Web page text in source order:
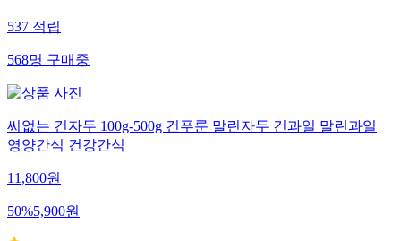
537적립
568명구매중
씨없는 건자두 100g-500g 건푸룬 말린자두 건과일 말린과일
영양간식 건강간식
11,800원
50%5,900원